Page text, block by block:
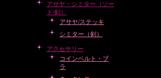
アサヤ・シミター（ソー
ド/剣）
アサヤ/ステッキ
シミター（剣）
アクセサリー
コインベルト・ブ
ラ